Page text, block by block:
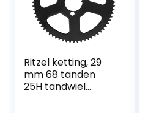
Ritzel ketting, 29
mm 68 tanden
25H tandwiel